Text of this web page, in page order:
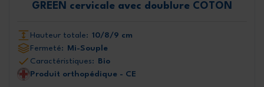
GREEN cervicale avec doublure COTON
Hauteur totale: 10/8/9 cm
Fermeté:
Mi-Souple
Caractéristiques:
Bio
Produit orthopédique - CE